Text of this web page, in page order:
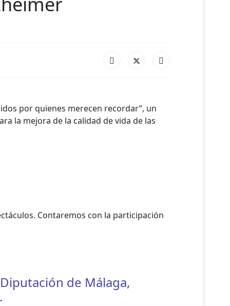
por quienes merecen recordar”, un
la mejora de la calidad de vida de las
Contaremos con la participación
de Málaga,